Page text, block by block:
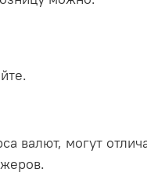
валют, могут